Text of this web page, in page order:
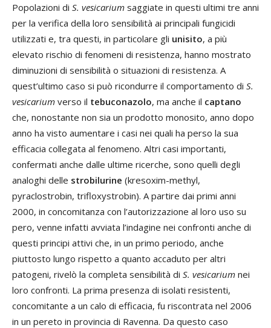
Popolazioni di S. vesicarium saggiate in questi ultimi tre anni
per la verifica della loro sensibilità ai principali fungicidi
utilizzati e, tra questi, in particolare gli unisito, a più
elevato rischio di fenomeni di resistenza, hanno mostrato
diminuzioni di sensibilità o situazioni di resistenza. A
quest’ultimo caso si può ricondurre il comportamento di S.
vesicarium verso il tebuconazolo, ma anche il captano
che, nonostante non sia un prodotto monosito, anno dopo
anno ha visto aumentare i casi nei quali ha perso la sua
efficacia collegata al fenomeno. Altri casi importanti,
confermati anche dalle ultime ricerche, sono quelli degli
analoghi delle strobilurine (kresoxim-methyl,
pyraclostrobin, trifloxystrobin). A partire dai primi anni
2000, in concomitanza con l’autorizzazione al loro uso su
pero, venne infatti avviata l’indagine nei confronti anche di
questi principi attivi che, in un primo periodo, anche
piuttosto lungo rispetto a quanto accaduto per altri
patogeni, rivelò la completa sensibilità di S. vesicarium nei
loro confronti. La prima presenza di isolati resistenti,
concomitante a un calo di efficacia, fu riscontrata nel 2006
in un pereto in provincia di Ravenna. Da questo caso